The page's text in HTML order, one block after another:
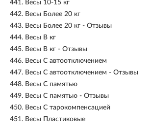
441. Весы 10-15 кг
442. Весы Более 20 кг
443. Весы Более 20 кг - Отзывы
444. Весы В кг
445. Весы В кг - Отзывы
446. Весы С автоотключением
447. Весы С автоотключением - Отзывы
448. Весы С памятью
449. Весы С памятью - Отзывы
450. Весы С тарокомпенсацией
451. Весы Пластиковые